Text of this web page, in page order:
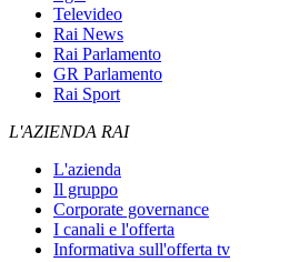
Televideo
Rai News
Rai Parlamento
GR Parlamento
Rai Sport
L'AZIENDA RAI
L'azienda
Il gruppo
Corporate governance
I canali e l'offerta
Informativa sull'offerta tv